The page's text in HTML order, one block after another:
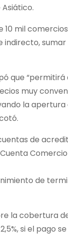
mil
que
muy
la
de
Comercio
de
la cobertura
si el pago